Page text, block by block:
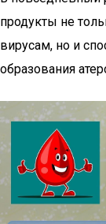
продукты не
вирусам, но и
образования